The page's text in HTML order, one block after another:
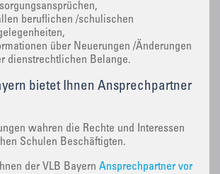
beruflichen /schulischen
über Neuerungen /Änderungen
dienstrechtlichen Belange.
bietet Ihnen Ansprechpartner
wahren die Rechte und Interessen
Schulen Beschäftigten.
der VLB Bayern Ansprechpartner vor